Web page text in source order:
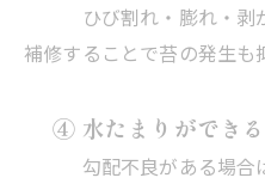
ひび割れ・膨れ・剥が
補修することで苔の発生も
④ 水たまりができる
勾配不良がある場合は